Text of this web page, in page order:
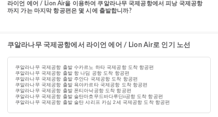
라이언 에어 / Lion Air을 이용하여 쿠알라나무 국제공항에서 피낭 국제공항
까지 가는 마지막 항공편은 몇 시에 출발합니까?
쿠알라나무 국제공항에서 라이언 에어 / Lion Air로 인기 노선
쿠알라나무 국제공항 출발 수카르노 하타 국제공항 도착 항공편
쿠알라나무 국제공항 출발 항 나딤 공항 도착 항공편
쿠알라나무 국제공항 출발 주안다 국제공항 도착 항공편
쿠알라나무 국제공항 출발 욕야카르타 국제공항 도착 항공편
쿠알라나무 국제공항 출발 폰티아낙공항 도착 항공편
쿠알라나무 국제공항 출발 술탄마흐무드바다루딘ii공항 도착 항공편
쿠알라나무 국제공항 출발 술탄 샤리프 카심 2세 국제공항 도착 항공편